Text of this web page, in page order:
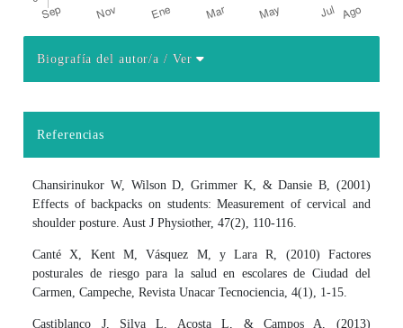
Biografía del autor/a/ Ver
Referencias
Chansirinukor W, Wilson D, Grimmer K, & Dansie B, (2001)
Effects of backpacks on students: Measurement of cervical and
shoulder posture. Aust J Physiother, 47(2), 110-116.
Canté X, Kent M, Vásquez M, y Lara R, (2010) Factores
posturales de riesgo para la salud en escolares de Ciudad del
Carmen, Campeche, Revista Unacar Tecnociencia, 4(1), 1-15.
Castiblanco J, Silva L, Acosta L, & Campos A, (2013)